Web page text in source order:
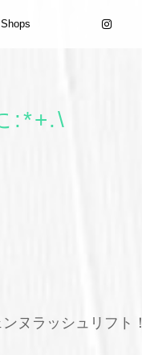
Shops
:*+.\
ヌラッシュリフト！